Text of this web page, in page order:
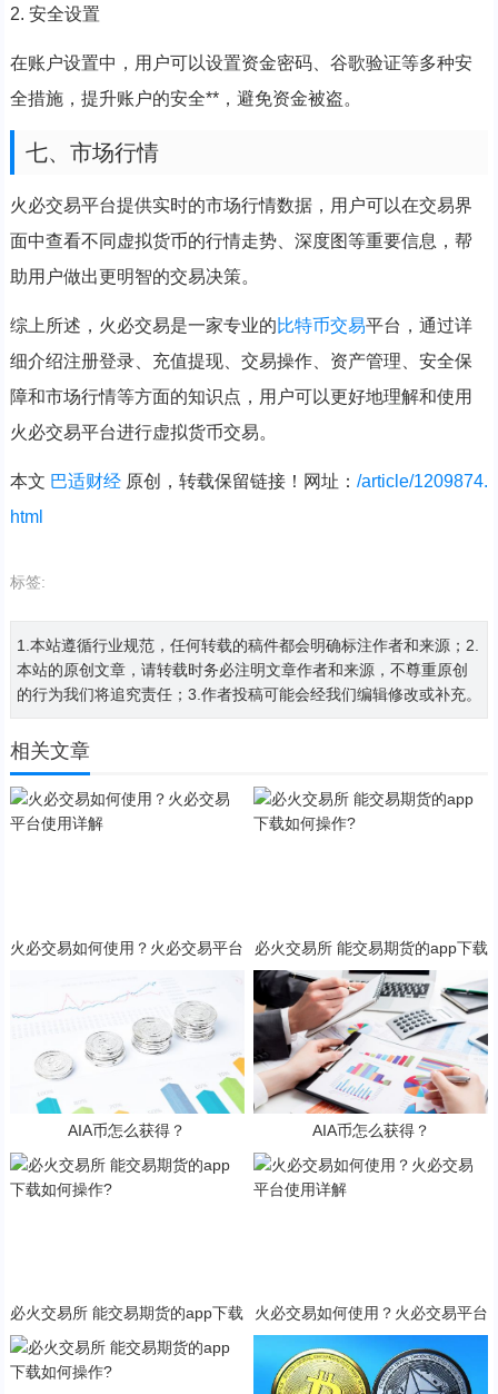
2. 安全设置
在账户设置中，用户可以设置资金密码、谷歌验证等多种安
全措施，提升账户的安全**，避免资金被盗。
七、市场行情
火必交易平台提供实时的市场行情数据，用户可以在交易界
面中查看不同虚拟货币的行情走势、深度图等重要信息，帮
助用户做出更明智的交易决策。
综上所述，火必交易是一家专业的比特币交易平台，通过详
细介绍注册登录、充值提现、交易操作、资产管理、安全保
障和市场行情等方面的知识点，用户可以更好地理解和使用
火必交易平台进行虚拟货币交易。
本文 巴适财经原创，转载保留链接！网址： /article/1209874.
html
标签:
1.本站遵循行业规范，任何转载的稿件都会明确标注作者和来源；2.
本站的原创文章，请转载时务必注明文章作者和来源，不尊重原创
的行为我们将追究责任；3.作者投稿可能会经我们编辑修改或补充。
相关文章
火必交易如何使用？火必交易平台
必火交易所 能交易期货的app下载
如何操作?
AIA币怎么获得？ AIA币怎么获得？
必火交易所 能交易期货的app下载
如何操作?
火必交易如何使用？火必交易平台
使用详解